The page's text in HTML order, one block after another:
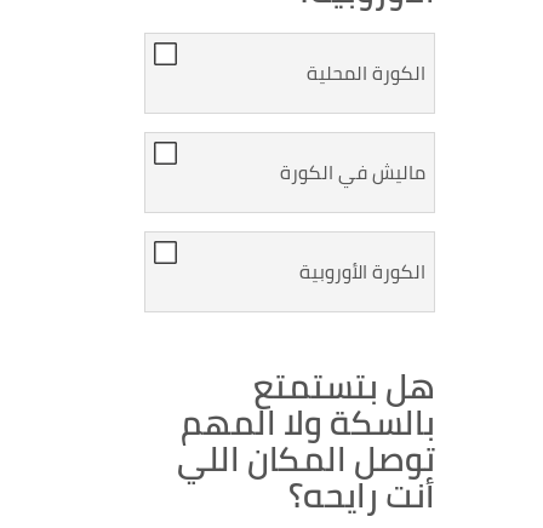
الكورة المحلية
ماليش في الكورة
الكورة الأوروبية
هل بتستمتع
بالسكة ولا المهم
توصل المكان اللي
أنت رايحه؟